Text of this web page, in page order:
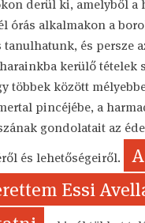
derül ki, amelyből
órás alkalmakon a
és persze
kerülő tételek
többek között
pincéjébe, a
gondolatait az
és lehetőségeiről.
Essi